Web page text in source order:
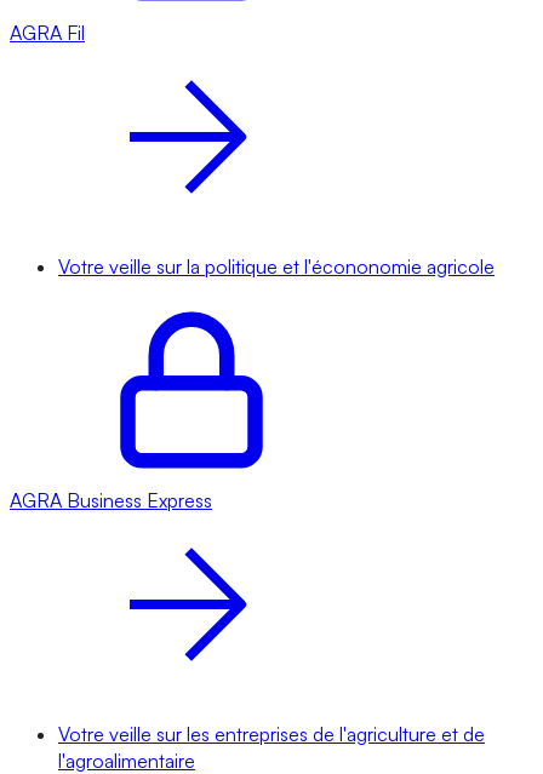
AGRA Fil
Votre veille sur la politique et l'écononomie agricole
AGRA Business Express
Votre veille sur les entreprises de l'agriculture et de
l'agroalimentaire